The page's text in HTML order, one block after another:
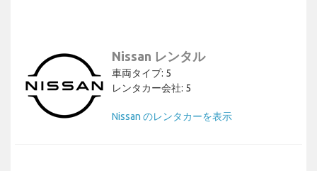
Nissan レンタル
車両タイプ: 5
レンタカー会社: 5
Nissan のレンタカーを表示